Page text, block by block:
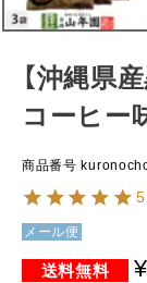
【沖縄県
コーヒー
商品番号
メール便
¥